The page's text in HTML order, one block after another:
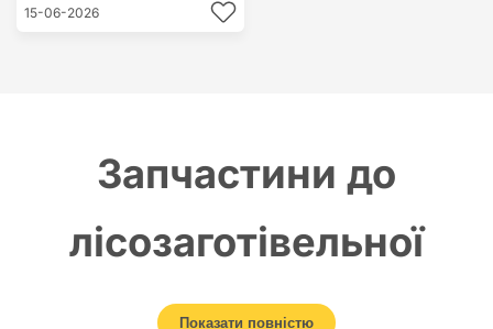
15-06-2026
Запчастини до
лісозаготівельної
техніки: надійність і
Показати повністю